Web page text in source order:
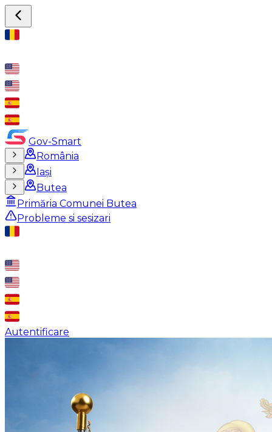
Gov-Smart
România
Iași
Butea
Primăria Comunei Butea
Probleme si sesizari
Autentificare